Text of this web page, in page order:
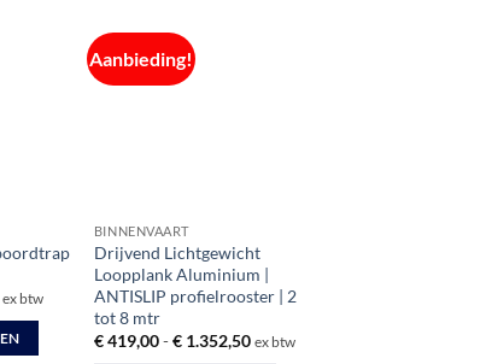
482,50
ex btw
Aanbieding!
BINNENVAART
Drijvend Lichtgewicht
Loopplank Aluminium |
ANTISLIP profielrooster | 2
tot 8 mtr
€419,00-€1.352,50Prijsklasse:
ex btw